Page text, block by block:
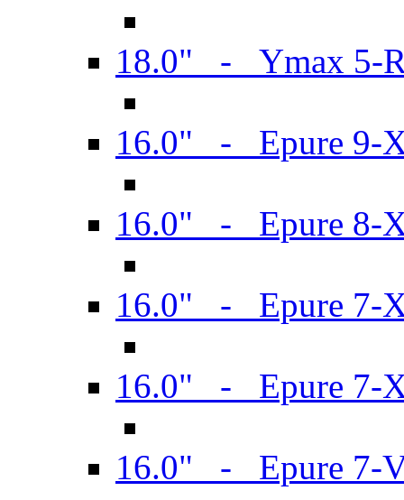
18.0" - Ymax 5-
16.0" - Epure 9-
16.0" - Epure 8-
16.0" - Epure 7-
16.0" - Epure 7-
16.0" - Epure 7-